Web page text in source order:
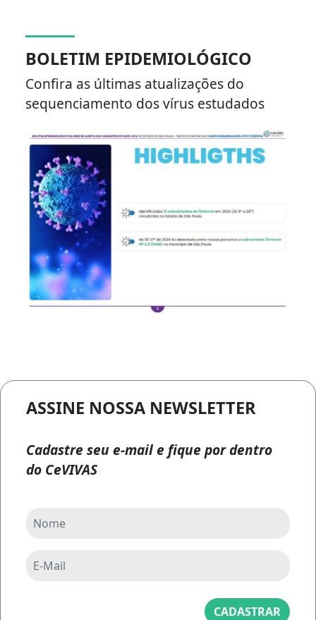
BOLETIM EPIDEMIOLÓGICO
Confira as últimas atualizações do
sequenciamento dos vírus estudados
ASSINE NOSSA NEWSLETTER
Cadastre seu e-mail e fique por dentro
do CeVIVAS
CADASTRAR